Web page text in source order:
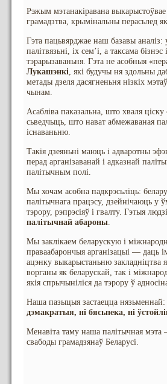
Рэжым мэтанакіравана выкарыстоўвае
грамадзтва, крымінальны перасьлед
Гэта пацьвярджае наш базавы аналіз:
палітвязьні, іх сем’і, а таксама
тэрарызаваньня. Гэта не асобныя
Лукашэнкі, які будучы ня здольны
метады дзеля дасягненьня нізкіх
чынам.
Асабліва паказальна, што хваля
сьведчыць, што нават абмежаваная
існаваньню.
Такія дзеяньні маюць і адваротны
перад арганізаванай і адказнай
палітычным полі.
Мы хочам асобна падкрэсьліць:
палітычнага працэсу, дзейнічаюць у
тэрору, рэпрэсіяў і гвалту. Гэтыя
палітычнай абароны.
Мы заклікаем беларускую і
праваабарончыя арганізацыі — даць
ацэнку выкарыстаньню закладніцтва
ворганы як беларускай, так і
якія спрычыніліся да тэрору ў
Наша пазыцыя застаецца нязьменнай:
дэмакратыя, ні бясьпека, ні
Менавіта таму наша палітычная
свабоды грамадзянаў Беларусі.